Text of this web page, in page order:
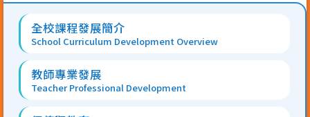
Main
navigation
全校課程發展簡介
School Curriculum Development Overview
教師專業發展
Teacher Professional Development